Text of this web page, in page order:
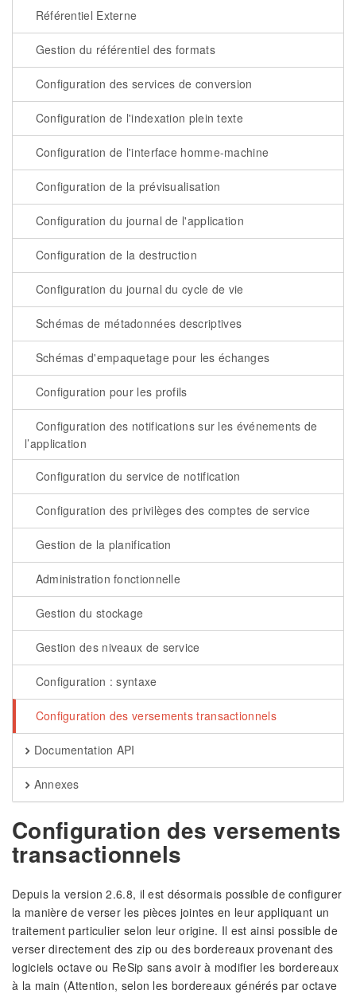
Référentiel Externe
Gestion du référentiel des formats
Configuration des services de conversion
Configuration de l'indexation plein texte
Configuration de l'interface homme-machine
Configuration de la prévisualisation
Configuration du journal de l'application
Configuration de la destruction
Configuration du journal du cycle de vie
Schémas de métadonnées descriptives
Schémas d'empaquetage pour les échanges
Configuration pour les profils
Configuration des notifications sur les événements de
l’application
Configuration du service de notification
Configuration des privilèges des comptes de service
Gestion de la planification
Administration fonctionnelle
Gestion du stockage
Gestion des niveaux de service
Configuration : syntaxe
Configuration des versements transactionnels
Documentation API
Annexes
Configuration des versements
transactionnels
Depuis la version 2.6.8, il est désormais possible de configurer
la manière de verser les pièces jointes en leur appliquant un
traitement particulier selon leur origine. Il est ainsi possible de
verser directement des zip ou des bordereaux provenant des
logiciels octave ou ReSip sans avoir à modifier les bordereaux
à la main (Attention, selon les bordereaux générés par octave